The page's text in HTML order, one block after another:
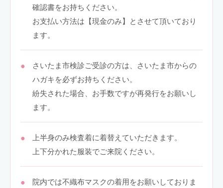
確認書をお持ちください。
お支払い方法は【現金のみ】とさせて頂いており
ます。
さいたま市検診ご受診の方は、さいたま市からの
ハガキを必ずお持ちください。
紛失された場合、お手数ですが再発行をお願いし
ます。
上半身のみ検査着に着替えていただきます。
上下分かれた服装でご来院ください。
院内では不織布マスクの着用をお願いしておりま